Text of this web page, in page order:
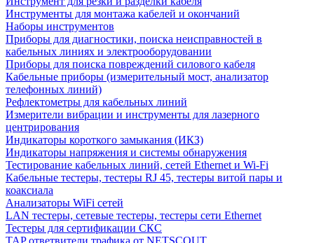
Инструменты для монтажа кабелей и окончаний
Наборы инструментов
Приборы для диагностики, поиска неисправностей в
кабельных линиях и электрооборудовании
Приборы для поиска повреждений силового кабеля
Кабельные приборы (измерительный мост, анализатор
телефонных линий)
Рефлектометры для кабельных линий
Измерители вибрации и инструменты для лазерного
центрирования
Индикаторы короткого замыкания (ИКЗ)
Индикаторы напряжения и системы обнаружения
Тестирование кабельных линий, сетей Ethernet и Wi-Fi
Кабельные тестеры, тестеры RJ 45, тестеры витой пары и
коаксиала
Анализаторы WiFi сетей
LAN тестеры, сетевые тестеры, тестеры сети Ethernet
Тестеры для сертификации СКС
TAP ответвители трафика от NETSCOUT